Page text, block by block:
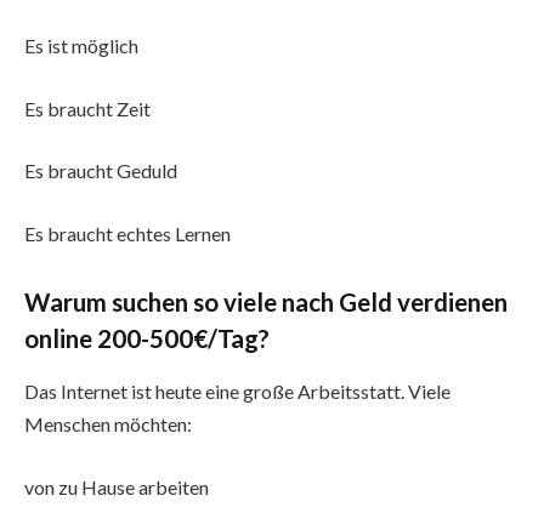
Es ist möglich
Es braucht Zeit
Es braucht Geduld
Es braucht echtes Lernen
Warum suchen so viele nach Geld verdienen
online 200-500€/Tag?
Das Internet ist heute eine große Arbeitsstatt. Viele
Menschen möchten:
von zu Hause arbeiten